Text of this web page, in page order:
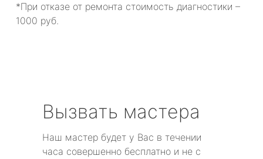
*При отказе от ремонта стоимость диагностики –
1000 руб.
Вызвать мастера
Наш мастер будет у Вас в течении
часа совершенно бесплатно и не с